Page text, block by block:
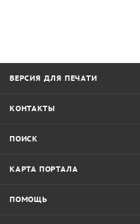
ВЕРСИЯ ДЛЯ ПЕЧАТИ
КОНТАКТЫ
ПОИСК
КАРТА ПОРТАЛА
ПОМОЩЬ